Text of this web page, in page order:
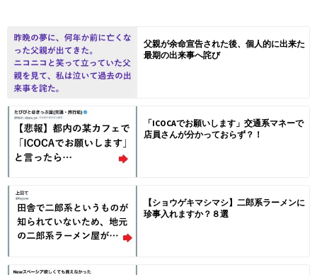
父親が余命宣告された後、個人的に出来た
最期の出来事へ詫び
「ICOCAでお願いします」交通系マネーで
店員さんが分かっておらず？！
【ショウゲキマシマシ】二郎系ラーメンに
珍事入れますか？８選